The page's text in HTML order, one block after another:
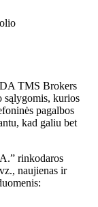
TMS Brokers
sąlygomis, kurios
pagalbos
kad galiu bet
rinkodaros
naujienas ir